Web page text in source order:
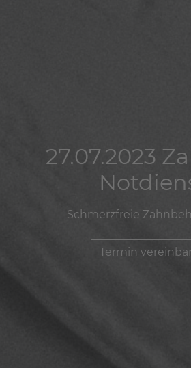
27.07.2023
Schmerzfreie
Termin
27.07.2023
Schmerzfreie
Termin
27.07.2023
Schmerzfreie
Termin